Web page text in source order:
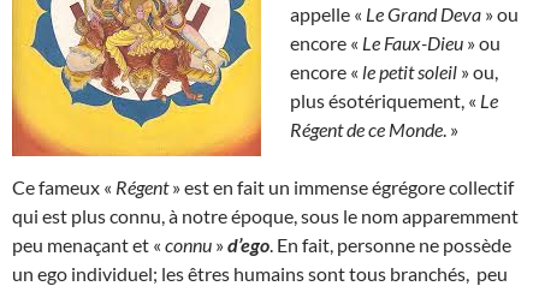
appelle « Le Grand Deva » ou
encore « Le Faux-Dieu » ou
encore « le petit soleil » ou,
plus ésotériquement, « Le
Régent de ce Monde . »
Ce fameux « Régent» est en fait un immense égrégore collectif
qui est plus connu, à notre époque, sous le nom apparemment
peu menaçant et « connu »d’ego . En fait, personne ne possède
un ego individuel; les êtres humains sont tous branchés, peu